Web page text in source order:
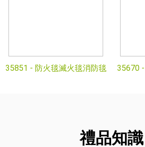
35851 - 防火毯滅火毯消防毯 35670 -
禮品知識